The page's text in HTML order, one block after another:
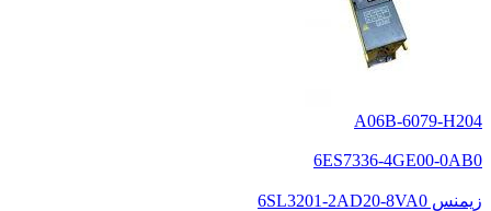
A06B-6079-H204
6ES7336-4GE00-0AB0
زیمنس 6SL3201-2AD20-8VA0